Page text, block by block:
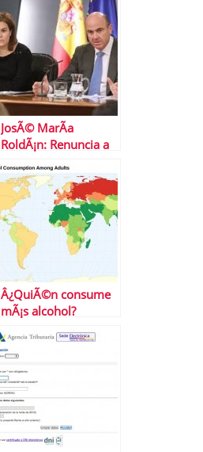
JosÃ© MarÃ­a
RoldÃ¡n: Renuncia a
Â¿QuiÃ©n consume
mÃ¡s alcohol?